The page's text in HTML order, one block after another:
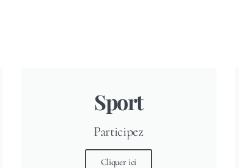
Sport
Participez
Cliquer ici